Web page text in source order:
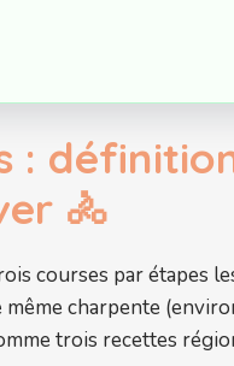
:
🚴
courses par étapes
charpente
trois recettes